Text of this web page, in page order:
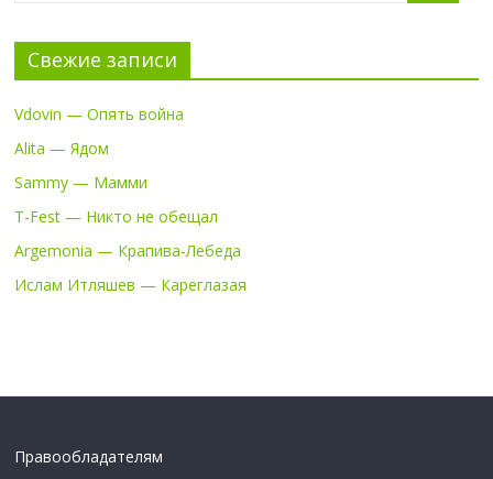
Свежие записи
Vdovin — Опять война
Alita — Ядом
Sammy — Мамми
T-Fest — Никто не обещал
Argemonia — Крапива-Лебеда
Ислам Итляшев — Кареглазая
Правообладателям